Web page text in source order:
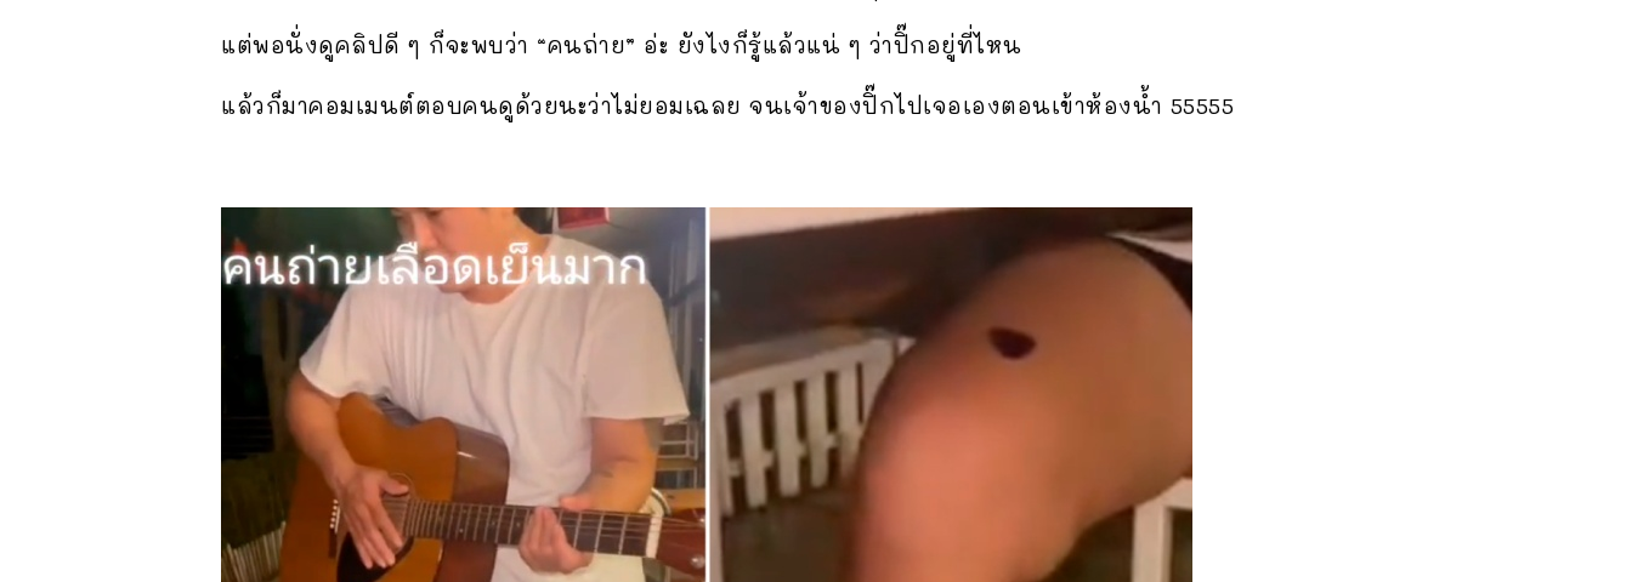
แต่พอนั่งดูคลิปดี ๆ ก็จะพบว่า “คนถ่าย” อ่ะ ยังไงก็รู้แล้วแน่ ๆ ว่าปิ๊กอยู่ที่ไหน
แล้วก็มาคอมเมนต์ตอบคนดูด้วยนะว่าไม่ยอมเฉลย จนเจ้าของปิ๊กไปเจอเองตอนเข้าห้องน้ำ 55555